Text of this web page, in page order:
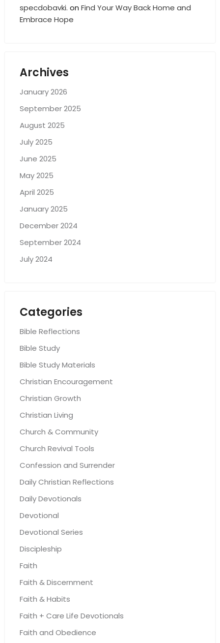
specdobavki. on Find Your Way Back Home and
Embrace Hope
Archives
January 2026
September 2025
August 2025
July 2025
June 2025
May 2025
April 2025
January 2025
December 2024
September 2024
July 2024
Categories
Bible Reflections
Bible Study
Bible Study Materials
Christian Encouragement
Christian Growth
Christian Living
Church & Community
Church Revival Tools
Confession and Surrender
Daily Christian Reflections
Daily Devotionals
Devotional
Devotional Series
Discipleship
Faith
Faith & Discernment
Faith & Habits
Faith + Care Life Devotionals
Faith and Obedience